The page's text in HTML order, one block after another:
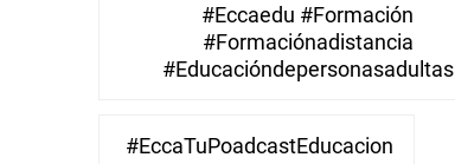
#eccaedu #formación
#formaciónadistancia
#educacióndepersonasadultas
#EccaTuPoadcastEducacion